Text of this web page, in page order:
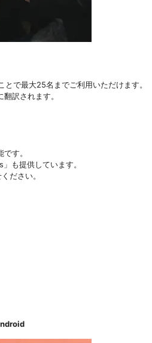
で最大25名までご利用いただけます。
訳されます。
す。
も提供しています。
ださい。